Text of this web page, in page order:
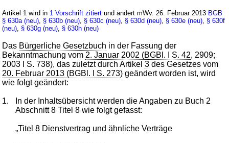
Artikel 1 wird in 1 Vorschrift zitiert und ändert mWv. 26. Februar 2013 BGB
§ 630a (neu) § 630b (neu) § 630c (neu) § 630d (neu) § 630e (neu) § 630f
(neu) § 630g (neu) § 630h (neu)
Das Bürgerliche Gesetzbuch in der Fassung der
Bekanntmachung vom 2. Januar 2002 (BGBl. I S. 42, 2909;
2003 I S. 738), das zuletzt durch Artikel3 des Gesetzes vom
20. Februar 2013 (BGBl. I S. 273) geändert worden ist, wird
wie folgt geändert:
1.
In der Inhaltsübersicht werden die Angaben zu Buch 2
Abschnitt 8 Titel 8 wie folgt gefasst:
„Titel 8 Dienstvertrag und ähnliche Verträge